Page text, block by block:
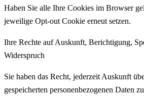
Haben Sie alle Ihre Cookies im Browser
jeweilige Opt-out Cookie erneut setzen.
Ihre Rechte auf Auskunft, Berichtigung,
Widerspruch
Sie haben das Recht, jederzeit Auskunft
gespeicherten personenbezogenen Daten